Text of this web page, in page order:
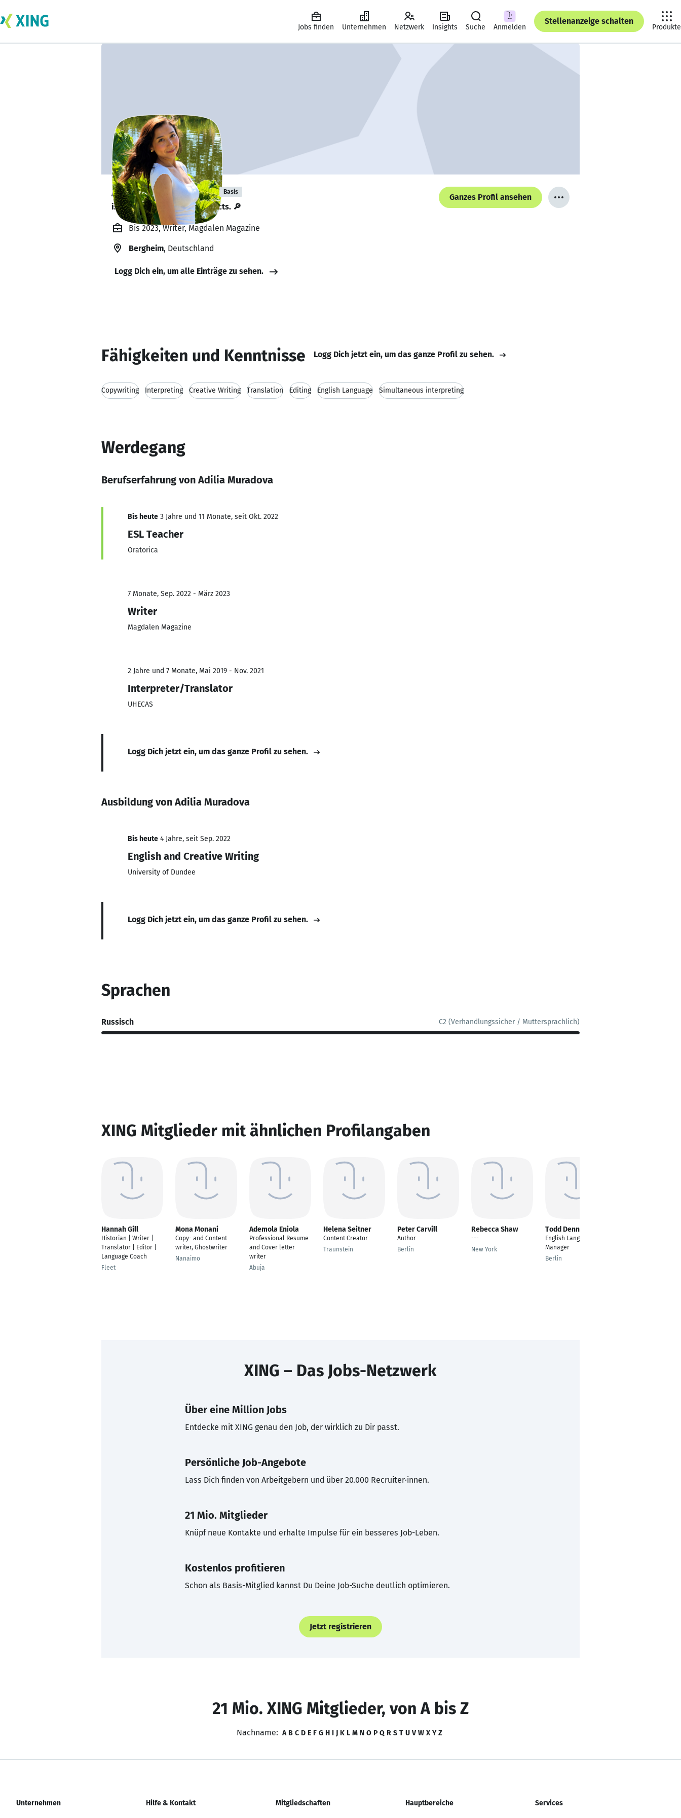
Jobs finden Unternehmen Netzwerk Insights Suche Anmelden
Stellenanzeige schalten
Produkte
Adilia Muradova Basis
is looking for freelance projects. 🔎
Ganzes Profil ansehen
Bis 2023, Writer, Magdalen Magazine
Bergheim, Deutschland
Logg Dich ein, um alle Einträge zu sehen.
Fähigkeiten und Kenntnisse Logg Dich jetzt ein, um das ganze Profil zu sehen.
Copywriting Interpreting Creative Writing Translation Editing English Language Simultaneous interpreting
Werdegang
Berufserfahrung von Adilia Muradova
Bis heute 3 Jahre und 11 Monate, seit Okt. 2022
ESL Teacher
Oratorica
7 Monate, Sep. 2022 - März 2023
Writer
Magdalen Magazine
2 Jahre und 7 Monate, Mai 2019 - Nov. 2021
Interpreter/Translator
UHECAS
Logg Dich jetzt ein, um das ganze Profil zu sehen.
Ausbildung von Adilia Muradova
Bis heute 4 Jahre, seit Sep. 2022
English and Creative Writing
University of Dundee
Logg Dich jetzt ein, um das ganze Profil zu sehen.
Sprachen
Russisch C2 (Verhandlungssicher / Muttersprachlich)
XING Mitglieder mit ähnlichen Profilangaben
Hannah Gill
Historian | Writer |
Translator | Editor |
Language Coach
Fleet
Mona Monani
Copy- and Content
writer, Ghostwriter
Nanaimo
Ademola Eniola
Professional Resume
and Cover letter
writer
Abuja
Helena Seitner
Content Creator
Traunstein
Peter Carvill
Author
Berlin
Rebecca Shaw
---
New York
Todd Dennie
English Language
Manager
Berlin
XING – Das Jobs-Netzwerk
Über eine Million Jobs
Entdecke mit XING genau den Job, der wirklich zu Dir passt.
Persönliche Job-Angebote
Lass Dich finden von Arbeitgebern und über 20.000 Recruiter·innen.
21 Mio. Mitglieder
Knüpf neue Kontakte und erhalte Impulse für ein besseres Job-Leben.
Kostenlos profitieren
Schon als Basis-Mitglied kannst Du Deine Job-Suche deutlich optimieren.
Jetzt registrieren
21 Mio. XING Mitglieder, von A bis Z
Nachname: A B C D E F G H I J K L M N O P Q R S T U V W X Y Z
Unternehmen Hilfe & Kontakt Mitgliedschaften Hauptbereiche Services